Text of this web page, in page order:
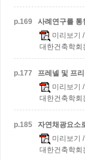
p.169
사례연구를 통
미리보기 /
대한건축학회
p.177
프레넬 및 프
미리보기 /
대한건축학회
p.185
자연채광요소
미리보기 /
대한건축학회